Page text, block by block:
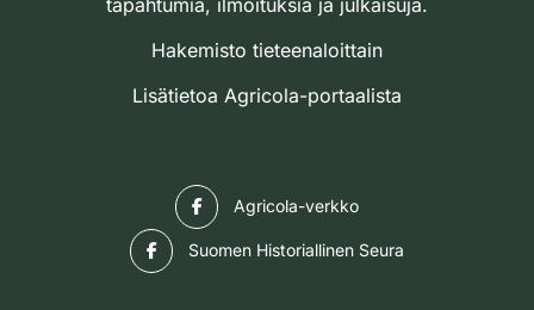
tapahtumia, ilmoituksia ja julkaisuja.
Hakemisto tieteenaloittain
Lisätietoa Agricola-portaalista
Agricola-verkko
Suomen Historiallinen Seura